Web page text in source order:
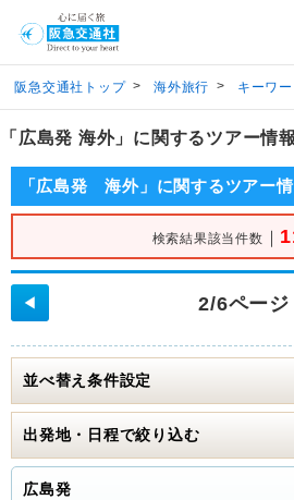
阪急交通社トップ > 海外旅行 > キーワ
「広島発 海外」に関するツアー情
「広島発 海外」に関するツアー
検索結果該当件数 ｜
◀ 2/6ページ
並べ替え条件設定
出発地・日程で絞り込む
広島発